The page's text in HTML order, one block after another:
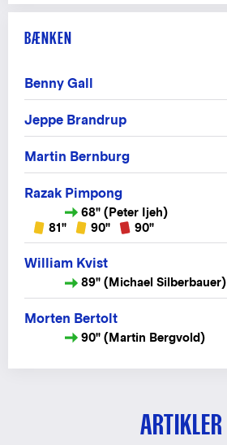
BÆNKEN
Benny Gall
Jeppe Brandrup
Martin Bernburg
Razak Pimpong
68" (Peter Ijeh)
81"
90" 90"
William Kvist
89" (Michael Silberbauer)
Morten Bertolt
90" (Martin Bergvold)
ARTIKLER